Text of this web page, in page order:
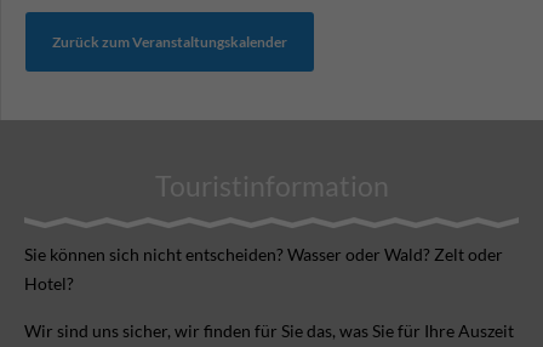
Zurück zum Veranstaltungskalender
Touristinformation
Sie können sich nicht ent­scheiden? Wasser oder Wald? Zelt oder
Hotel?
Wir sind uns sicher, wir finden für Sie das, was Sie für Ihre Aus­zeit